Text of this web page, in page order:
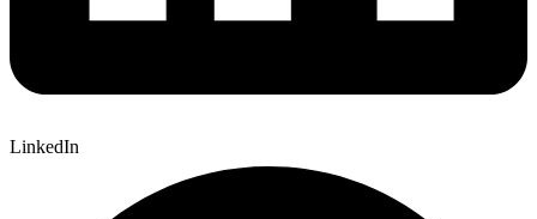
LinkedIn